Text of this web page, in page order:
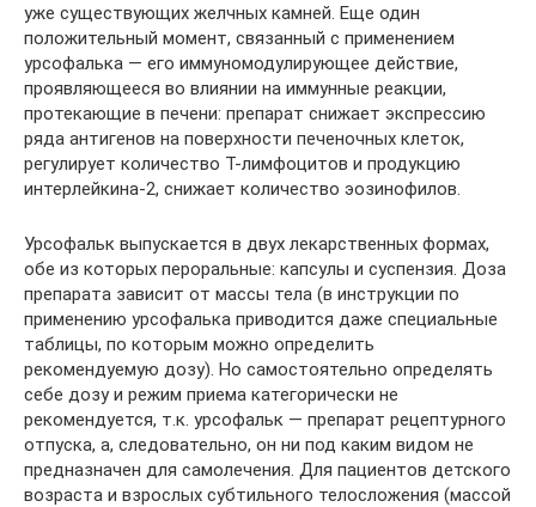
уже существующих желчных камней. Еще один
положительный момент, связанный с применением
урсофалька — его иммуномодулирующее действие,
проявляющееся во влиянии на иммунные реакции,
протекающие в печени: препарат снижает экспрессию
ряда антигенов на поверхности печеночных клеток,
регулирует количество Т-лимфоцитов и продукцию
интерлейкина-2, снижает количество эозинофилов.
Урсофальк выпускается в двух лекарственных формах,
обе из которых пероральные: капсулы и суспензия. Доза
препарата зависит от массы тела (в инструкции по
применению урсофалька приводится даже специальные
таблицы, по которым можно определить
рекомендуемую дозу). Но самостоятельно определять
себе дозу и режим приема категорически не
рекомендуется, т.к. урсофальк — препарат рецептурного
отпуска, а, следовательно, он ни под каким видом не
предназначен для самолечения. Для пациентов детского
возраста и взрослых субтильного телосложения (массой